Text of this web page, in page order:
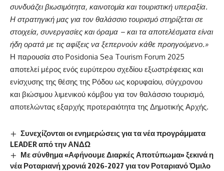
συνδυάζει βιωσιμότητα, καινοτομία και τουριστική υπεραξία.
Η στρατηγική μας για τον θαλάσσιο τουρισμό στηρίζεται σε
στοιχεία, συνεργασίες και όραμα – και τα αποτελέσματα είναι
ήδη ορατά με τις αφίξεις να ξεπερνούν κάθε προηγούμενο.»
Η παρουσία στο Posidonia Sea Tourism Forum 2025
αποτελεί μέρος ενός ευρύτερου σχεδίου εξωστρέφειας και
ενίσχυσης της θέσης της Ρόδου ως κορυφαίου, σύγχρονου
και βιώσιμου λιμενικού κόμβου για τον θαλάσσιο τουρισμό,
αποτελώντας εξαρχής προτεραιότητα της Δημοτικής Αρχής.
Συνεχίζονται οι ενημερώσεις για τα νέα προγράμματα
LEADER από την ΑΝΔΩ
Με σύνθημα «Αφήνουμε Διαρκές Αποτύπωμα» ξεκινά η
νέα Ροταριανή χρονιά 2026-2027 για τον Ροταριανό Όμιλο